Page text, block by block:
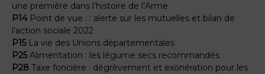
une première dans l’histoire de l’Arme
P14Point de vue : : alerte sur les mutuelles et bilan de
l’action sociale 2022
P15La vie des Unions départementales
P25Alimentation : les légume secs recommandés
P28 Taxe foncière : dégrèvement et exonération pour les